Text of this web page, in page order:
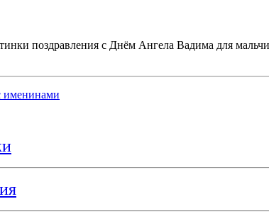
поздравления с Днём Ангела Вадима для